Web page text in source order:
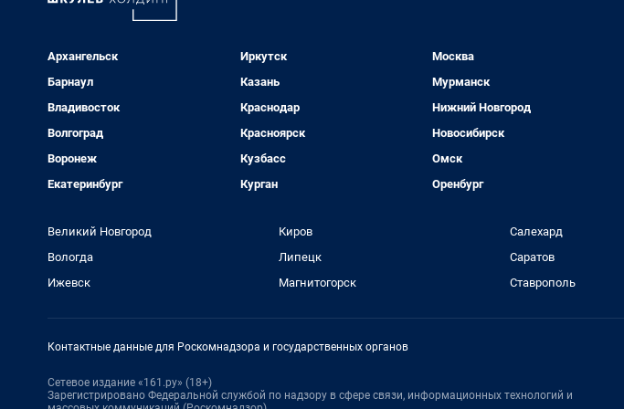
Архангельск
Барнаул
Владивосток
Волгоград
Воронеж
Екатеринбург
Иркутск
Казань
Краснодар
Красноярск
Кузбасс
Курган
Москва
Мурманск
Нижний Новгород
Новосибирск
Омск
Оренбург
Великий Новгород
Вологда
Ижевск
Киров
Липецк
Магнитогорск
Салехард
Саратов
Ставрополь
Контактные данные для Роскомнадзора и государственных органов
Сетевое издание «161.ру» (18+)
Зарегистрировано Федеральной службой по надзору в сфере связи, информационных технологий и